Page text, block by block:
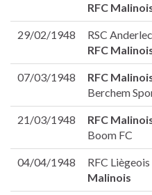
RFC
29/02/1948
RSC
RFC
07/03/1948 RFC
Berchem
21/03/1948 RFC
Boom FC
04/04/1948 RFC
Malinois